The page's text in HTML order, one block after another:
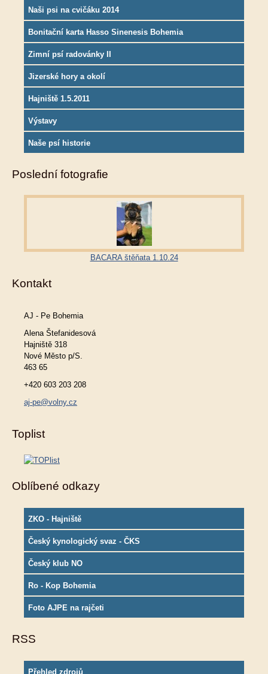
Naši psi na cvičáku 2014
Bonitační karta Hasso Sinenesis Bohemia
Zimní psí radovánky II
Jizerské hory a okolí
Hajniště 1.5.2011
Výstavy
Naše psí historie
Poslední fotografie
BACARA štěňata 1.10.24
Kontakt
AJ - Pe Bohemia
Alena Štefanidesová
Hajniště 318
Nové Město p/S.
463 65
+420 603 203 208
aj-pe@volny.cz
Toplist
Oblíbené odkazy
ZKO - Hajniště
Český kynologický svaz - ČKS
Český klub NO
Ro - Kop Bohemia
Foto AJPE na rajčeti
RSS
Přehled zdrojů